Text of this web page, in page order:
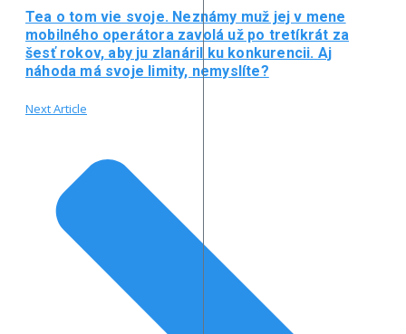
Tea o tom vie svoje. Neznámy muž jej v mene
mobilného operátora zavolá už po tretíkrát za
šesť rokov, aby ju zlanáril ku konkurencii. Aj
náhoda má svoje limity, nemyslíte?
Next Article